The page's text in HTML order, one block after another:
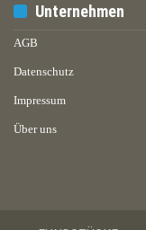
Unternehmen
AGB
Datenschutz
Impressum
Über uns